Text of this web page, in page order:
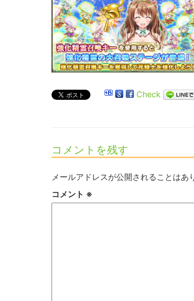
Check
コメントを残す
メールアドレスが公開されることはあ
コメント ※